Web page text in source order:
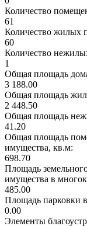
Количество
61
Количество жилых
60
Количество
1
Общая площадь
3 188.00
Общая площадь
2 448.50
Общая площадь
41.20
Общая площадь
имущества, кв.м:
698.70
Площадь
имущества в
485.00
Площадь парковки
0.00
Элементы